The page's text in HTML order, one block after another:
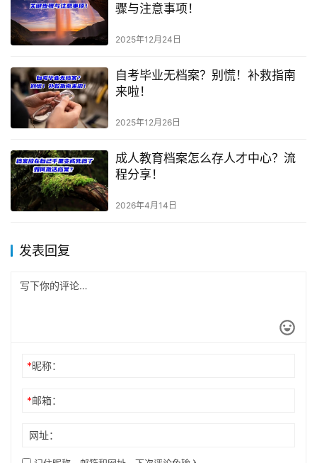
骤与注意事项！
2025年12月24日
自考毕业无档案？别慌！补救指南
来啦！
2025年12月26日
成人教育档案怎么存人才中心？流
程分享！
2026年4月14日
发表回复
*昵称：
*邮箱：
网址：